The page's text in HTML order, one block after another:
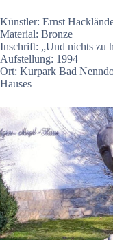
Künstler: Ernst
Material: Bronze
Inschrift: „Und nichts zu
Aufstellung: 1994
Ort: Kurpark Bad
Hauses